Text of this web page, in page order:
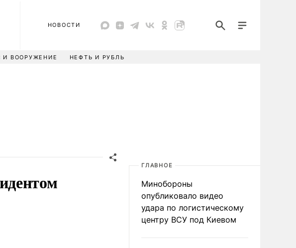
НОВОСТИ
И ВООРУЖЕНИЕ НЕФТЬ И РУБЛЬ
ГЛАВНОЕ
Минобороны
опубликовало видео
удара по логистическому
центру ВСУ под Киевом